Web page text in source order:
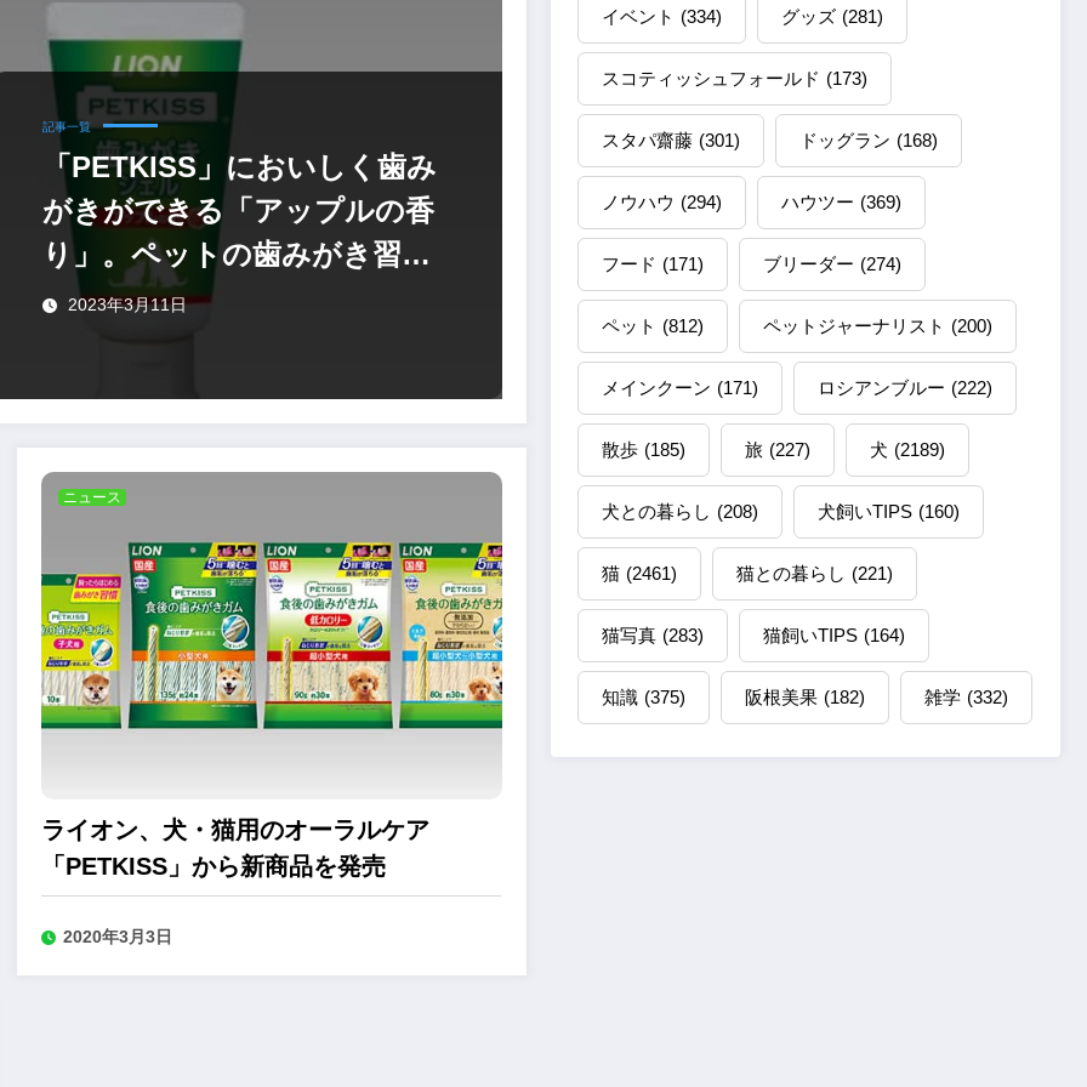
記事一覧
「PETKISS」においしく歯み
がきができる「アップルの香
り」。ペットの歯みがき習慣
を支える
2023年3月11日
ニュース
ライオン、犬・猫用のオーラルケア
「PETKISS」から新商品を発売
2020年3月3日
イベント (334) グッズ (281)
スコティッシュフォールド (173)
スタパ齋藤 (301) ドッグラン (168)
ノウハウ (294) ハウツー (369)
フード (171) ブリーダー (274)
ペット (812) ペットジャーナリスト (200)
メインクーン (171) ロシアンブルー (222)
散歩 (185) 旅 (227) 犬 (2189)
犬との暮らし (208) 犬飼いTIPS (160)
猫 (2461) 猫との暮らし (221)
猫写真 (283) 猫飼いTIPS (164)
知識 (375) 阪根美果 (182) 雑学 (332)